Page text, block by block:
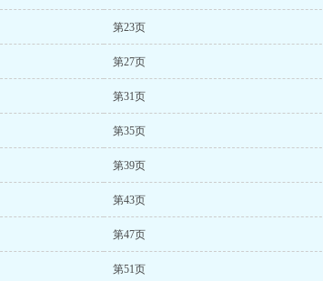
第23页
第27页
第31页
第35页
第39页
第43页
第47页
第51页